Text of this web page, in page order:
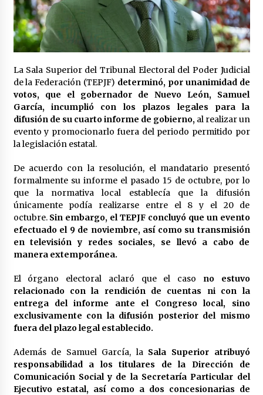
Laura Itzel Castillo será la nueva secretaria de
las Mujeres, anuncia Sheinbaum
2 meses atrás
Segob: «ya dimos nuestras propuestas»
2 meses atrás
Zar antidrogas de EE.UU.: “vamos por los
políticos mexicanos que protegen al narco”
2 meses atrás
Trump anuncia acuerdo con Irán y el fin de
operaciones militares entre ambos países
2 meses atrás
Trump asegura que barcos cargados de
petróleo están empezando a salir de Ormuz
2 meses atrás
México libraría posible arancel de EE.UU. en
85% de sus exportaciones
2 meses atrás
La Sala Superior del Tribunal Electoral del Poder Judicial
de la Federación (TEPJF) determinó, por unanimidad de
votos, que el gobernador de Nuevo León, Samuel
García, incumplió con los plazos legales para la
difusión de su cuarto informe de gobierno, al realizar un
evento y promocionarlo fuera del periodo permitido por
la legislación estatal.
De acuerdo con la resolución, el mandatario presentó
formalmente su informe el pasado 15 de octubre, por lo
que la normativa local establecía que la difusión
únicamente podía realizarse entre el 8 y el 20 de
octubre. Sin embargo, el TEPJF concluyó que un evento
efectuado el 9 de noviembre, así como su transmisión
en televisión y redes sociales, se llevó a cabo de
manera extemporánea.
El órgano electoral aclaró que el caso no estuvo
relacionado con la rendición de cuentas ni con la
entrega del informe ante el Congreso local, sino
exclusivamente con la difusión posterior del mismo
fuera del plazo legal establecido.
Además de Samuel García, la Sala Superior atribuyó
responsabilidad a los titulares de la Dirección de
Comunicación Social y de la Secretaría Particular del
Ejecutivo estatal, así como a dos concesionarias de